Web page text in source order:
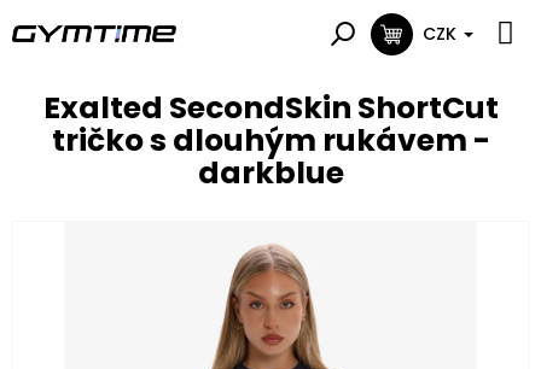
na
NÁKUPNÍ
CZK
Exalted SecondSkin ShortCut
tričko s dlouhým rukávem -
darkblue